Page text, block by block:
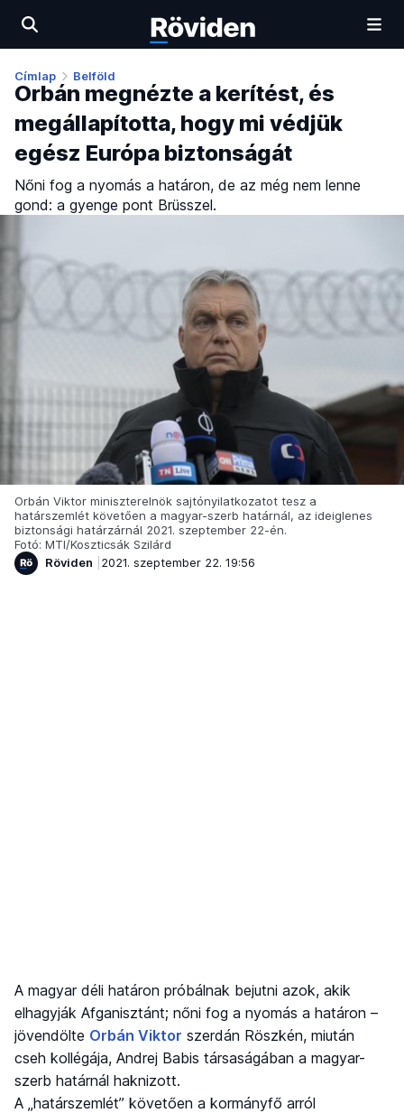
Címlap Belföld
Orbán megnézte a kerítést, és
megállapította, hogy mi védjük
egész Európa biztonságát
Nőni fog a nyomás a határon, de az még nem lenne
gond: a gyenge pont Brüsszel.
Orbán Viktor miniszterelnök sajtónyilatkozatot tesz a
határszemlét követően a magyar-szerb határnál, az ideiglenes
biztonsági határzárnál 2021. szeptember 22-én.
Fotó: MTI/Koszticsák Szilárd
Röviden
2021. szeptember 22. 19:56
A magyar déli határon próbálnak bejutni azok, akik
elhagyják Afganisztánt; nőni fog a nyomás a határon –
jövendölte Orbán Viktor szerdán Röszkén, miután
cseh kollégája, Andrej Babis társaságában a magyar-
szerb határnál haknizott.
A „határszemlét” követően a kormányfő arról